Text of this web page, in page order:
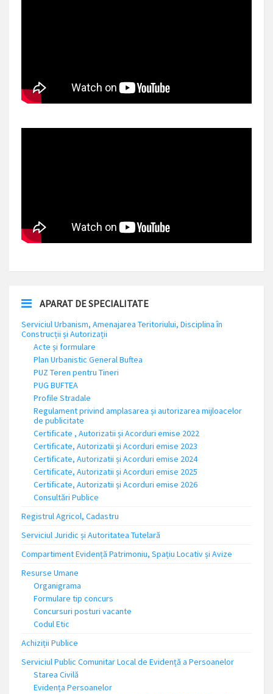
APARAT DE SPECIALITATE
Serviciul Urbanism, Amenajarea Teritoriului, Disciplina în
Construcții și Autorizații
Acte și formulare
Plan Urbanistic General Buftea
PUZ Teren pentru Tineri
PUG BUFTEA
Profile Stradale
Regulament privind amplasarea și autorizarea mijloacelor
de publicitate
Certificate , Autorizatii și Acorduri emise 2022
Certificate, Autorizatii și Acorduri emise 2023
Certificate, Autorizatii și Acorduri emise 2024
Certificate, Autorizatii și Acorduri emise 2025
Certificate, Autorizatii și Acorduri emise 2026
Consultări Publice
Registrul Agricol, Cadastru
Serviciul Juridic și Autoritatea Tutelară
Compartiment Evidență Patrimoniu, Spațiu Locativ și Avize
Resurse Umane
Organigrama
Formulare tip concurs
Concursuri posturi vacante
Codul Etic
Achiziții Publice
Serviciul Public Comunitar Local de Evidență a Persoanelor
Starea Civilă
Evidența Persoanelor